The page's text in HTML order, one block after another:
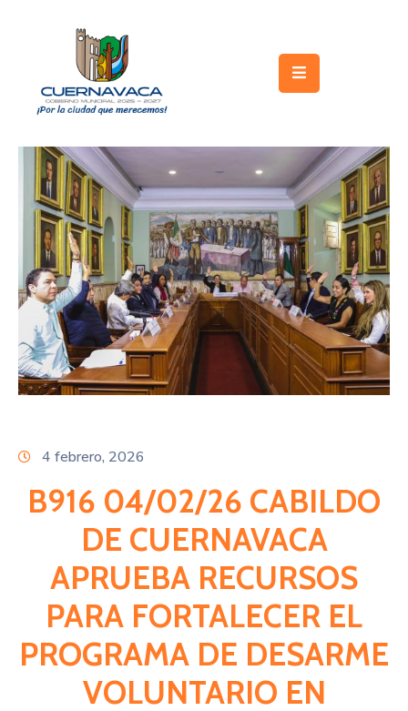
Gobierno
Turismo
Trámites
Servicios
Licitaciones
Transparencia
Directorio
4 febrero, 2026
B916 04/02/26 CABILDO
DE CUERNAVACA
APRUEBA RECURSOS
PARA FORTALECER EL
PROGRAMA DE DESARME
VOLUNTARIO EN